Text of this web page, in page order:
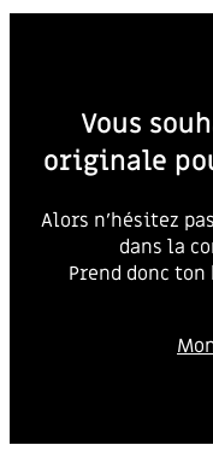
Vous
originale
Alors n’hésitez
dans la
Prend donc